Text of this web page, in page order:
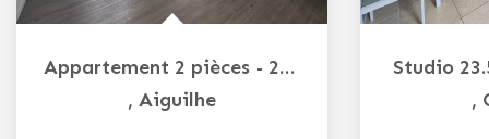
Appartement 2 pièces - 29m² - Centre-ville
, Aiguilhe
Studio
,